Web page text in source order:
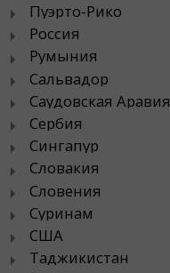
Пуэрто-Рико
Россия
Румыния
Сальвадор
Саудовская Аравия
Сербия
Сингапур
Словакия
Словения
Суринам
США
Таджикистан